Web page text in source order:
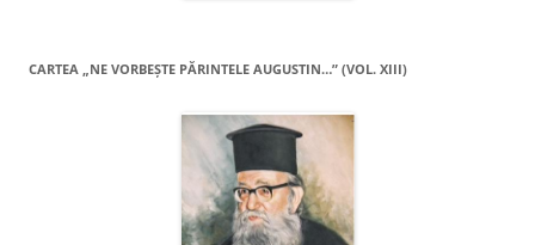
CARTEA „NE VORBEŞTE PĂRINTELE AUGUSTIN…” (VOL. XIII)